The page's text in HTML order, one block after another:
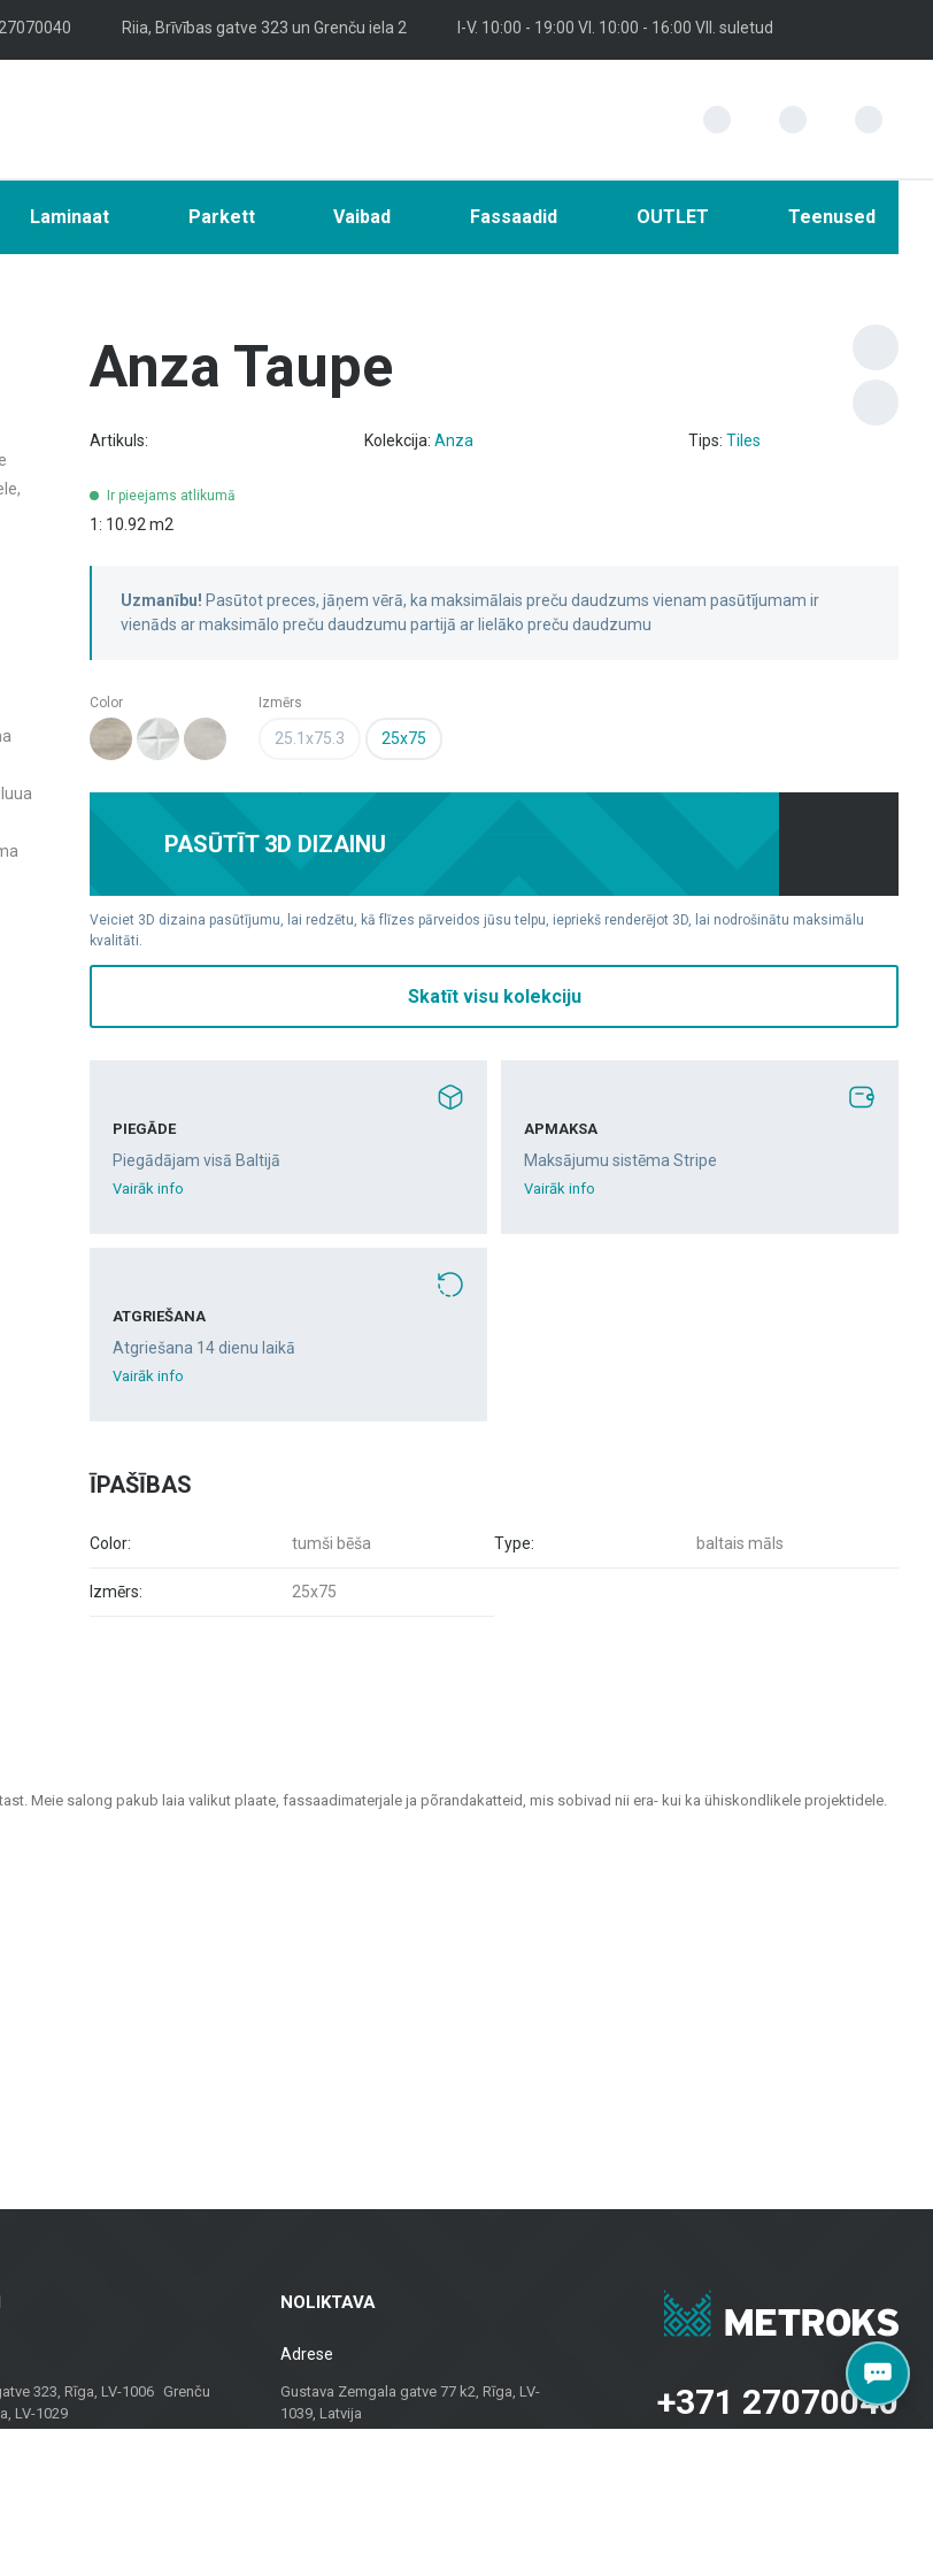
Riia, Brīvības gatve 323 un Grenču iela 2 I-V. 10:00 - 19:00 VI. 10:00 - 16:00 VII. suletud
Laminaat Parkett Vaibad Fassaadid OUTLET Teenused
Anza Taupe
Artikuls: Kolekcija: Anza Tips: Tiles
Ir pieejams atlikumā
1: 10.92 m2
Uzmanību! Pasūtot preces, jāņem vērā, ka maksimālais preču daudzums vienam pasūtījumam ir
vienāds ar maksimālo preču daudzumu partijā ar lielāko preču daudzumu
Color Izmērs
25.1x75.3 25x75
PASŪTĪT 3D DIZAINU
Veiciet 3D dizaina pasūtījumu, lai redzētu, kā flīzes pārveidos jūsu telpu, iepriekš renderējot 3D, lai nodrošinātu maksimālu
kvalitāti.
Skatīt visu kolekciju
PIEGĀDE
Piegādājam visā Baltijā
Vairāk info
APMAKSA
Maksājumu sistēma Stripe
Vairāk info
ATGRIEŠANA
Atgriešana 14 dienu laikā
Vairāk info
ĪPAŠĪBAS
Color: tumši bēša
Izmērs: 25x75
Type: baltais māls
Meie salong pakub laia valikut plaate, fassaadimaterjale ja põrandakatteid, mis sobivad nii era- kui ka ühiskondlikele projektidele.
323, Rīga, LV-1006 Grenču
LV-1029
NOLIKTAVA
Adrese
Gustava Zemgala gatve 77 k2, Rīga, LV-
1039, Latvija
+371 27070040